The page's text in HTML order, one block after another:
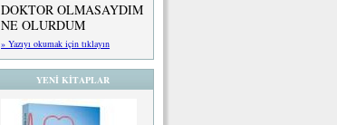
DOKTOR OLMASAYDIM
NE OLURDUM
» Yazıyı okumak için tıklayın
YENİ KİTAPLAR